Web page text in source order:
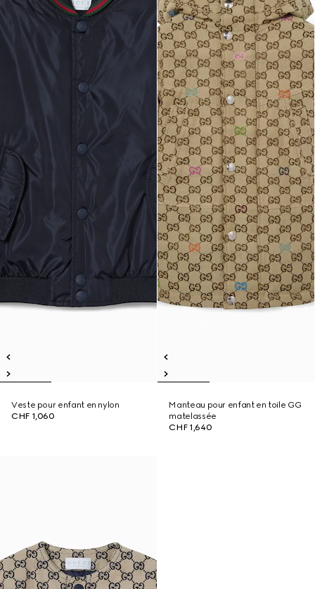
Veste pour enfant en nylon
CHF 1,060
Manteau pour enfant en toile GG
matelassée
CHF 1,640